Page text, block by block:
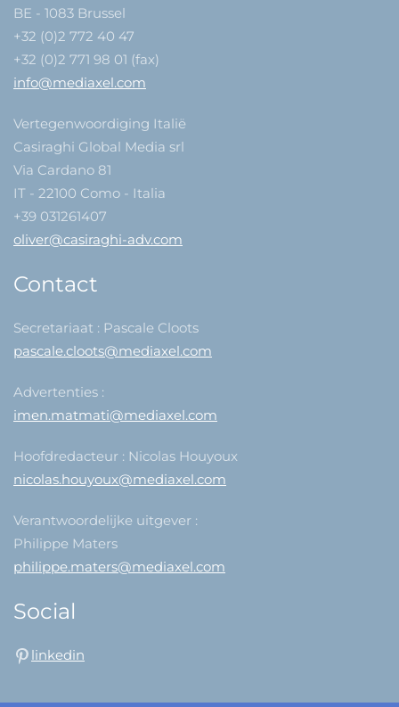
BE - 1083 Brussel
+32 (0)2 772 40 47
+32 (0)2 771 98 01 (fax)
info@mediaxel.com
Vertegenwoordiging Italië
Casiraghi Global Media srl
Via Cardano 81
IT - 22100 Como - Italia
+39 031261407
oliver@casiraghi-adv.com
Contact
Secretariaat : Pascale Cloots
pascale.cloots@mediaxel.com
Advertenties :
imen.matmati@mediaxel.com
Hoofdredacteur : Nicolas Houyoux
nicolas.houyoux@mediaxel.com
Verantwoordelijke uitgever :
Philippe Maters
philippe.maters@mediaxel.com
Social
linkedin